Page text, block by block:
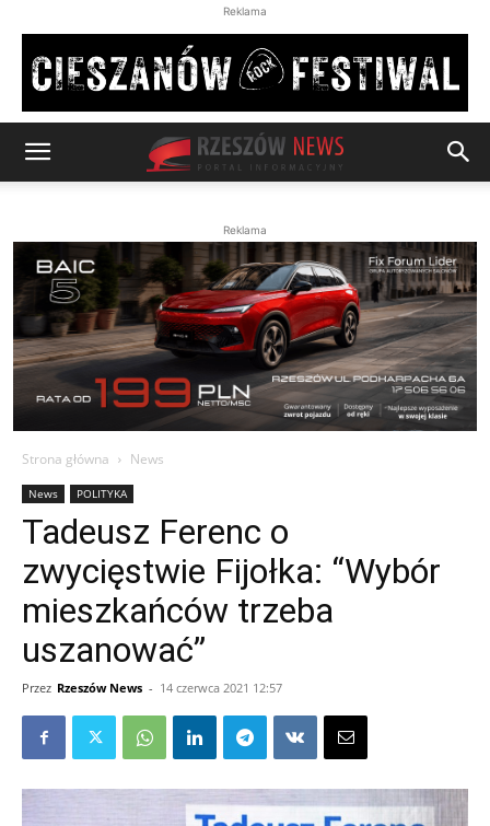
Reklama
Reklama
Strona główna News
News POLITYKA
Tadeusz Ferenc o
zwycięstwie Fijołka: “Wybór
mieszkańców trzeba
uszanować”
Przez Rzeszów News - 14 czerwca 2021 12:57